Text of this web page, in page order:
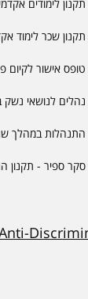
תקנון לימודים אקדמי
תקנון שכר לימוד
טופס אישור לקיום
נהלים לנושאי
התנהלות במהלך
סקר ספיר - תקנון